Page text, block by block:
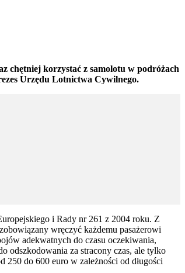
chętniej korzystać z samolotu w podróżach
Urzędu Lotnictwa Cywilnego.
i Rady nr 261 z 2004 roku. Z
wręczyć każdemu pasażerowi
adekwatnych do czasu oczekiwania,
odszkodowania za stracony czas, ale tylko
do 600 euro w zależności od długości